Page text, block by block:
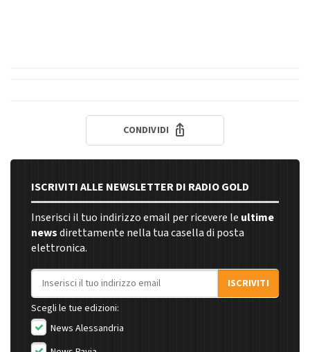
CONDIVIDI
ISCRIVITI ALLE NEWSLETTER DI RADIO GOLD
Inserisci il tuo indirizzo email per ricevere le ultime
newsdirettamente nella tua casella di posta
elettronica.
Indirizzo email
ISCRIVITI
Scegli le tue edizioni:
News Alessandria